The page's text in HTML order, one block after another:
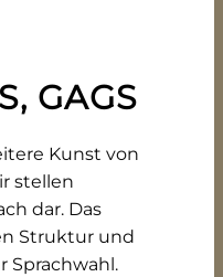
GAGS
Kunst von
stellen
dar. Das
Struktur und
Sprachwahl.